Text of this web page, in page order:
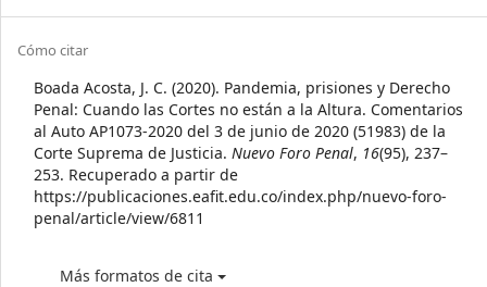
Article
Details
Cómo citar
Boada Acosta, J. C. (2020). Pandemia, prisiones y Derecho
Penal: Cuando las Cortes no están a la Altura. Comentarios
al Auto AP1073-2020 del 3 de junio de 2020 (51983) de la
Corte Suprema de Justicia. Nuevo Foro Penal, 16(95), 237–
253. Recuperado a partir de
https://publicaciones.eafit.edu.co/index.php/nuevo-foro-
penal/article/view/6811
Más formatos de cita